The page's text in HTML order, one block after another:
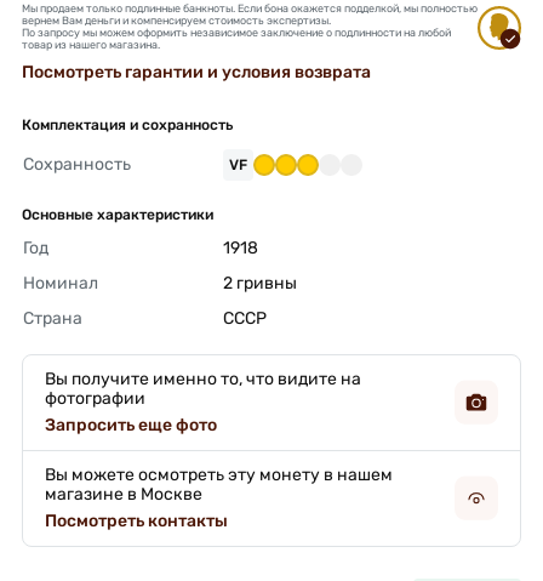
Мы продаем только подлинные банкноты. Если бона окажется подделкой, мы полностью
вернем Вам деньги и компенсируем стоимость экспертизы.
По запросу мы можем оформить независимое заключение о подлинности на любой
товар из нашего магазина.
Посмотреть гарантии и условия возврата
Комплектация и сохранность
Сохранность VF
Основные характеристики
Год
1918
Номинал
2 гривны
Страна
СССР
Вы получите именно то, что видите на
фотографии
Запросить еще фото
Вы можете осмотреть эту монету в нашем
магазине в Москве
Посмотреть контакты